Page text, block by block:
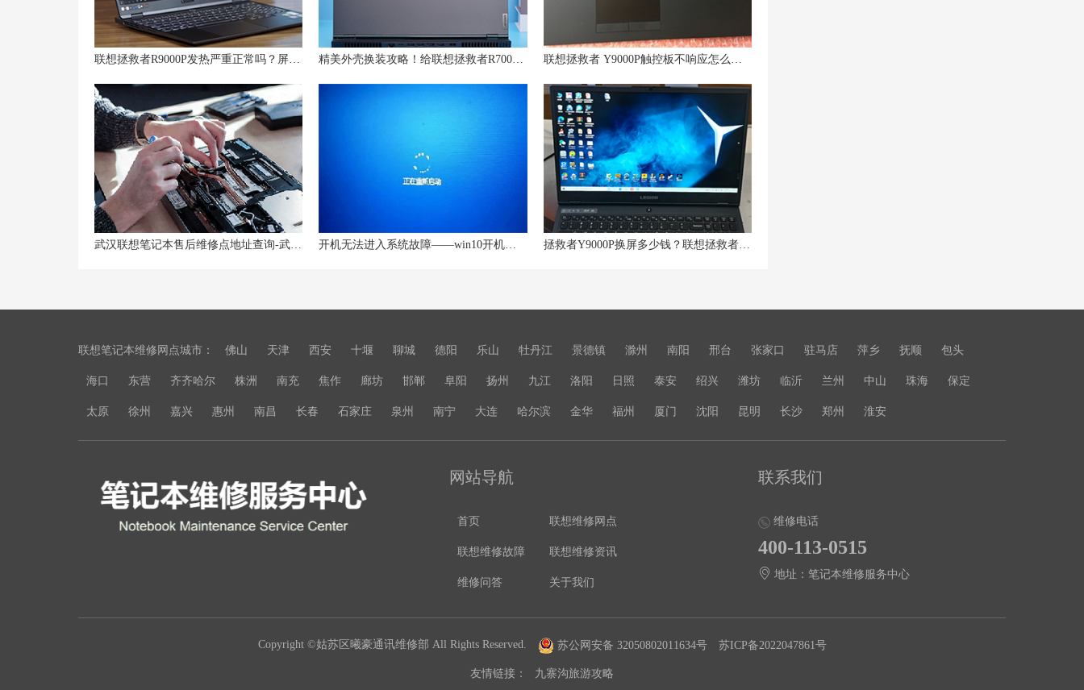
拯救者Y9000P换屏多少钱？联想拯救者笔记本换屏教程
联想笔记本维修网点城市： 佛山 天津 西安 十堰 聊城 德阳 乐山 牡丹江 景德镇 滁州 南阳 邢台 张家口 驻马店 萍乡 抚顺 包头
海口 东营 齐齐哈尔 株洲 南充 焦作 廊坊 邯郸 阜阳 扬州 九江 洛阳 日照 泰安 绍兴 潍坊 临沂 兰州 中山 珠海 保定
太原 徐州 嘉兴 惠州 南昌 长春 石家庄 泉州 南宁 大连 哈尔滨 金华 福州 厦门 沈阳 昆明 长沙 郑州 淮安
网站导航
首页 联想维修网点
联想维修故障 联想维修资讯
维修问答 关于我们
联系我们
维修电话
400-113-0515
地址：笔记本维修服务中心
Copyright ©姑苏区曦豪通讯维修部 All Rights Reserved. 苏公网安备 32050802011634号 苏ICP备2022047861号
友情链接： 九寨沟旅游攻略